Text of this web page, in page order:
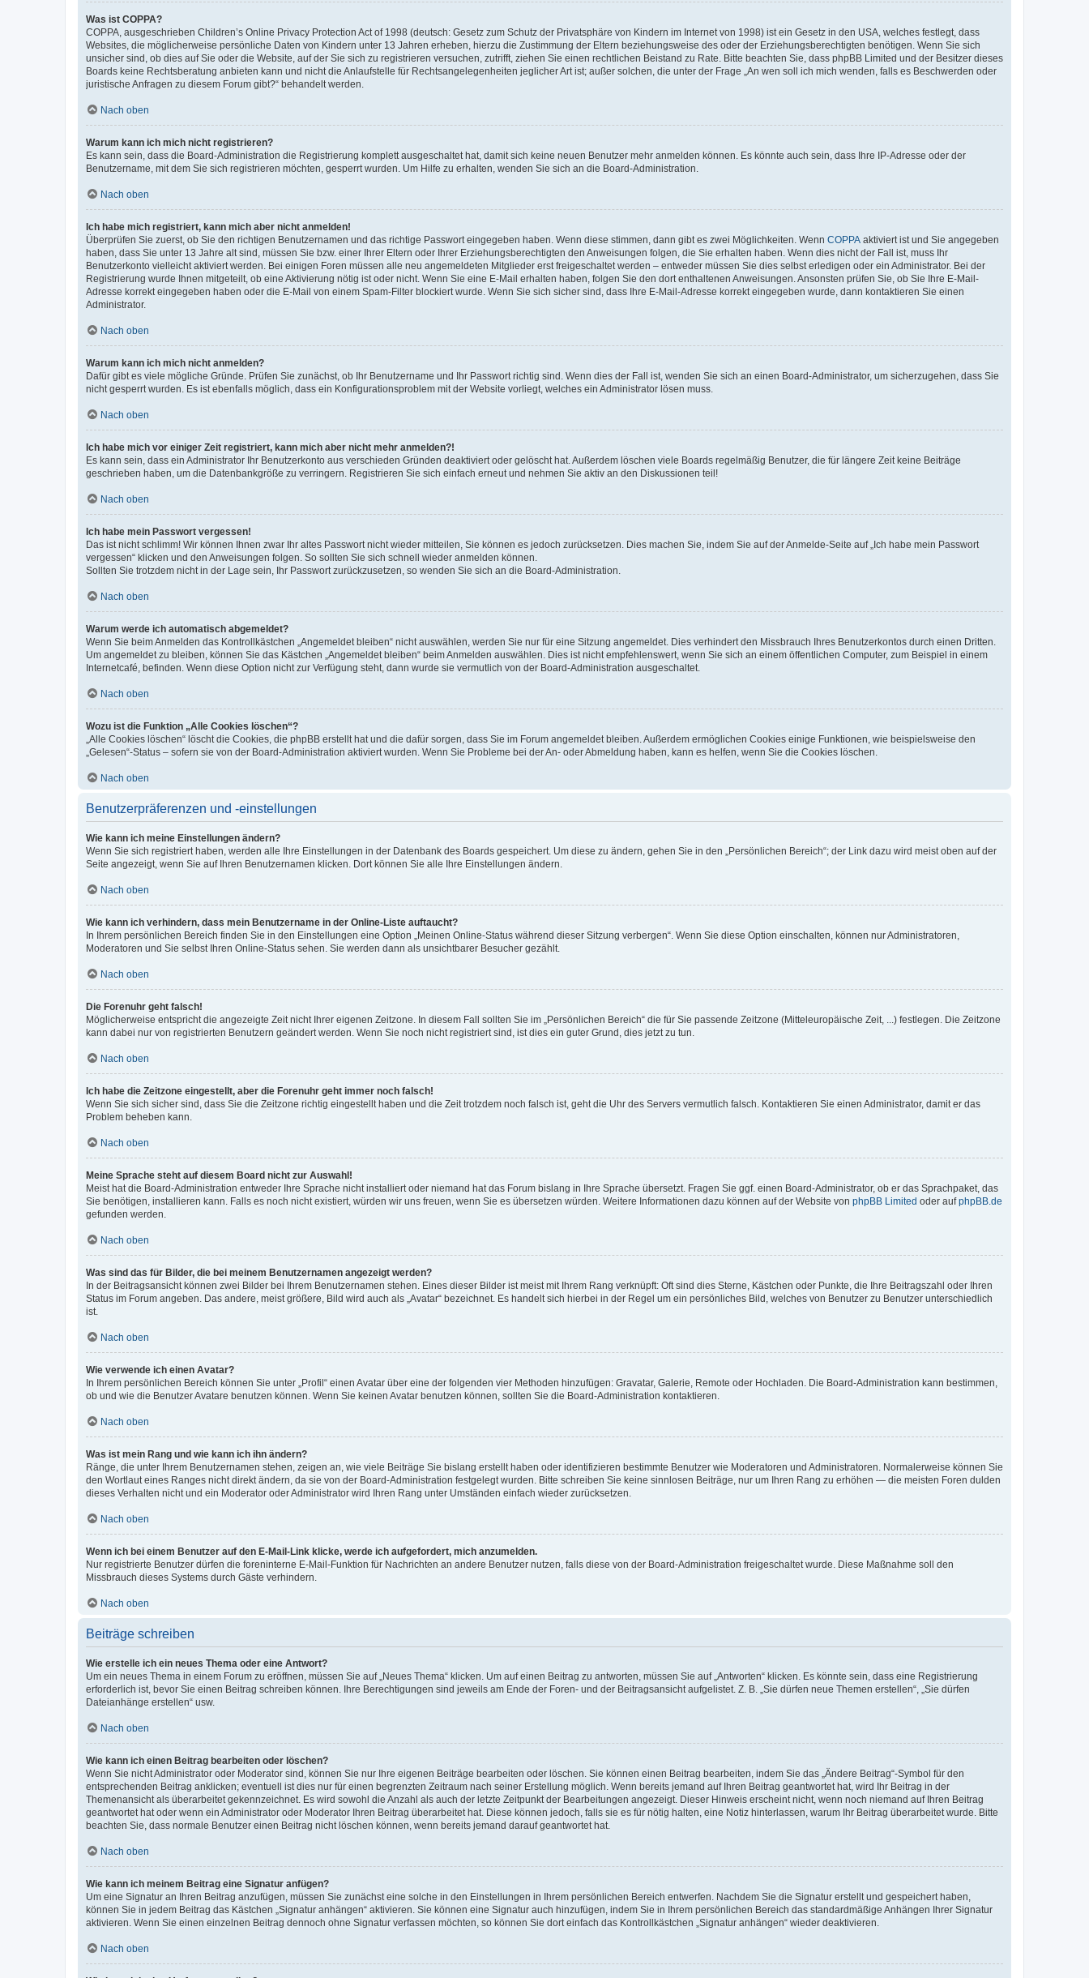
Was ist COPPA?
COPPA, ausgeschrieben Children’s Online Privacy Protection Act of 1998 (deutsch: Gesetz zum Schutz der Privatsphäre von Kindern im Internet von 1998) ist ein Gesetz in den USA, welches festlegt, dass
Websites, die möglicherweise persönliche Daten von Kindern unter 13 Jahren erheben, hierzu die Zustimmung der Eltern beziehungsweise des oder der Erziehungsberechtigten benötigen. Wenn Sie sich
unsicher sind, ob dies auf Sie oder die Website, auf der Sie sich zu registrieren versuchen, zutrifft, ziehen Sie einen rechtlichen Beistand zu Rate. Bitte beachten Sie, dass phpBB Limited und der Besitzer dieses
Boards keine Rechtsberatung anbieten kann und nicht die Anlaufstelle für Rechtsangelegenheiten jeglicher Art ist; außer solchen, die unter der Frage „An wen soll ich mich wenden, falls es Beschwerden oder
juristische Anfragen zu diesem Forum gibt?“ behandelt werden.
Nach oben
Warum kann ich mich nicht registrieren?
Es kann sein, dass die Board-Administration die Registrierung komplett ausgeschaltet hat, damit sich keine neuen Benutzer mehr anmelden können. Es könnte auch sein, dass Ihre IP-Adresse oder der
Benutzername, mit dem Sie sich registrieren möchten, gesperrt wurden. Um Hilfe zu erhalten, wenden Sie sich an die Board-Administration.
Nach oben
Ich habe mich registriert, kann mich aber nicht anmelden!
Überprüfen Sie zuerst, ob Sie den richtigen Benutzernamen und das richtige Passwort eingegeben haben. Wenn diese stimmen, dann gibt es zwei Möglichkeiten. Wenn COPPA aktiviert ist und Sie angegeben
haben, dass Sie unter 13 Jahre alt sind, müssen Sie bzw. einer Ihrer Eltern oder Ihrer Erziehungsberechtigten den Anweisungen folgen, die Sie erhalten haben. Wenn dies nicht der Fall ist, muss Ihr
Benutzerkonto vielleicht aktiviert werden. Bei einigen Foren müssen alle neu angemeldeten Mitglieder erst freigeschaltet werden – entweder müssen Sie dies selbst erledigen oder ein Administrator. Bei der
Registrierung wurde Ihnen mitgeteilt, ob eine Aktivierung nötig ist oder nicht. Wenn Sie eine E-Mail erhalten haben, folgen Sie den dort enthaltenen Anweisungen. Ansonsten prüfen Sie, ob Sie Ihre E-Mail-
Adresse korrekt eingegeben haben oder die E-Mail von einem Spam-Filter blockiert wurde. Wenn Sie sich sicher sind, dass Ihre E-Mail-Adresse korrekt eingegeben wurde, dann kontaktieren Sie einen
Administrator.
Nach oben
Warum kann ich mich nicht anmelden?
Dafür gibt es viele mögliche Gründe. Prüfen Sie zunächst, ob Ihr Benutzername und Ihr Passwort richtig sind. Wenn dies der Fall ist, wenden Sie sich an einen Board-Administrator, um sicherzugehen, dass Sie
nicht gesperrt wurden. Es ist ebenfalls möglich, dass ein Konfigurationsproblem mit der Website vorliegt, welches ein Administrator lösen muss.
Nach oben
Ich habe mich vor einiger Zeit registriert, kann mich aber nicht mehr anmelden?!
Es kann sein, dass ein Administrator Ihr Benutzerkonto aus verschieden Gründen deaktiviert oder gelöscht hat. Außerdem löschen viele Boards regelmäßig Benutzer, die für längere Zeit keine Beiträge
geschrieben haben, um die Datenbankgröße zu verringern. Registrieren Sie sich einfach erneut und nehmen Sie aktiv an den Diskussionen teil!
Nach oben
Ich habe mein Passwort vergessen!
Das ist nicht schlimm! Wir können Ihnen zwar Ihr altes Passwort nicht wieder mitteilen, Sie können es jedoch zurücksetzen. Dies machen Sie, indem Sie auf der Anmelde-Seite auf „Ich habe mein Passwort
vergessen“ klicken und den Anweisungen folgen. So sollten Sie sich schnell wieder anmelden können.
Sollten Sie trotzdem nicht in der Lage sein, Ihr Passwort zurückzusetzen, so wenden Sie sich an die Board-Administration.
Nach oben
Warum werde ich automatisch abgemeldet?
Wenn Sie beim Anmelden das Kontrollkästchen „Angemeldet bleiben“ nicht auswählen, werden Sie nur für eine Sitzung angemeldet. Dies verhindert den Missbrauch Ihres Benutzerkontos durch einen Dritten.
Um angemeldet zu bleiben, können Sie das Kästchen „Angemeldet bleiben“ beim Anmelden auswählen. Dies ist nicht empfehlenswert, wenn Sie sich an einem öffentlichen Computer, zum Beispiel in einem
Internetcafé, befinden. Wenn diese Option nicht zur Verfügung steht, dann wurde sie vermutlich von der Board-Administration ausgeschaltet.
Nach oben
Wozu ist die Funktion „Alle Cookies löschen“?
„Alle Cookies löschen“ löscht die Cookies, die phpBB erstellt hat und die dafür sorgen, dass Sie im Forum angemeldet bleiben. Außerdem ermöglichen Cookies einige Funktionen, wie beispielsweise den
„Gelesen“-Status – sofern sie von der Board-Administration aktiviert wurden. Wenn Sie Probleme bei der An- oder Abmeldung haben, kann es helfen, wenn Sie die Cookies löschen.
Nach oben
Benutzerpräferenzen und -einstellungen
Wie kann ich meine Einstellungen ändern?
Wenn Sie sich registriert haben, werden alle Ihre Einstellungen in der Datenbank des Boards gespeichert. Um diese zu ändern, gehen Sie in den „Persönlichen Bereich“; der Link dazu wird meist oben auf der
Seite angezeigt, wenn Sie auf Ihren Benutzernamen klicken. Dort können Sie alle Ihre Einstellungen ändern.
Nach oben
Wie kann ich verhindern, dass mein Benutzername in der Online-Liste auftaucht?
In Ihrem persönlichen Bereich finden Sie in den Einstellungen eine Option „Meinen Online-Status während dieser Sitzung verbergen“. Wenn Sie diese Option einschalten, können nur Administratoren,
Moderatoren und Sie selbst Ihren Online-Status sehen. Sie werden dann als unsichtbarer Besucher gezählt.
Nach oben
Die Forenuhr geht falsch!
Möglicherweise entspricht die angezeigte Zeit nicht Ihrer eigenen Zeitzone. In diesem Fall sollten Sie im „Persönlichen Bereich“ die für Sie passende Zeitzone (Mitteleuropäische Zeit, ...) festlegen. Die Zeitzone
kann dabei nur von registrierten Benutzern geändert werden. Wenn Sie noch nicht registriert sind, ist dies ein guter Grund, dies jetzt zu tun.
Nach oben
Ich habe die Zeitzone eingestellt, aber die Forenuhr geht immer noch falsch!
Wenn Sie sich sicher sind, dass Sie die Zeitzone richtig eingestellt haben und die Zeit trotzdem noch falsch ist, geht die Uhr des Servers vermutlich falsch. Kontaktieren Sie einen Administrator, damit er das
Problem beheben kann.
Nach oben
Meine Sprache steht auf diesem Board nicht zur Auswahl!
Meist hat die Board-Administration entweder Ihre Sprache nicht installiert oder niemand hat das Forum bislang in Ihre Sprache übersetzt. Fragen Sie ggf. einen Board-Administrator, ob er das Sprachpaket, das
Sie benötigen, installieren kann. Falls es noch nicht existiert, würden wir uns freuen, wenn Sie es übersetzen würden. Weitere Informationen dazu können auf der Website von phpBB Limited oder aufphpBB.de
gefunden werden.
Nach oben
Was sind das für Bilder, die bei meinem Benutzernamen angezeigt werden?
In der Beitragsansicht können zwei Bilder bei Ihrem Benutzernamen stehen. Eines dieser Bilder ist meist mit Ihrem Rang verknüpft: Oft sind dies Sterne, Kästchen oder Punkte, die Ihre Beitragszahl oder Ihren
Status im Forum angeben. Das andere, meist größere, Bild wird auch als „Avatar“ bezeichnet. Es handelt sich hierbei in der Regel um ein persönliches Bild, welches von Benutzer zu Benutzer unterschiedlich
ist.
Nach oben
Wie verwende ich einen Avatar?
In Ihrem persönlichen Bereich können Sie unter „Profil“ einen Avatar über eine der folgenden vier Methoden hinzufügen: Gravatar, Galerie, Remote oder Hochladen. Die Board-Administration kann bestimmen,
ob und wie die Benutzer Avatare benutzen können. Wenn Sie keinen Avatar benutzen können, sollten Sie die Board-Administration kontaktieren.
Nach oben
Was ist mein Rang und wie kann ich ihn ändern?
Ränge, die unter Ihrem Benutzernamen stehen, zeigen an, wie viele Beiträge Sie bislang erstellt haben oder identifizieren bestimmte Benutzer wie Moderatoren und Administratoren. Normalerweise können Sie
den Wortlaut eines Ranges nicht direkt ändern, da sie von der Board-Administration festgelegt wurden. Bitte schreiben Sie keine sinnlosen Beiträge, nur um Ihren Rang zu erhöhen — die meisten Foren dulden
dieses Verhalten nicht und ein Moderator oder Administrator wird Ihren Rang unter Umständen einfach wieder zurücksetzen.
Nach oben
Wenn ich bei einem Benutzer auf den E-Mail-Link klicke, werde ich aufgefordert, mich anzumelden.
Nur registrierte Benutzer dürfen die foreninterne E-Mail-Funktion für Nachrichten an andere Benutzer nutzen, falls diese von der Board-Administration freigeschaltet wurde. Diese Maßnahme soll den
Missbrauch dieses Systems durch Gäste verhindern.
Nach oben
Beiträge schreiben
Wie erstelle ich ein neues Thema oder eine Antwort?
Um ein neues Thema in einem Forum zu eröffnen, müssen Sie auf „Neues Thema“ klicken. Um auf einen Beitrag zu antworten, müssen Sie auf „Antworten“ klicken. Es könnte sein, dass eine Registrierung
erforderlich ist, bevor Sie einen Beitrag schreiben können. Ihre Berechtigungen sind jeweils am Ende der Foren- und der Beitragsansicht aufgelistet. Z. B. „Sie dürfen neue Themen erstellen“, „Sie dürfen
Dateianhänge erstellen“ usw.
Nach oben
Wie kann ich einen Beitrag bearbeiten oder löschen?
Wenn Sie nicht Administrator oder Moderator sind, können Sie nur Ihre eigenen Beiträge bearbeiten oder löschen. Sie können einen Beitrag bearbeiten, indem Sie das „Ändere Beitrag“-Symbol für den
entsprechenden Beitrag anklicken; eventuell ist dies nur für einen begrenzten Zeitraum nach seiner Erstellung möglich. Wenn bereits jemand auf Ihren Beitrag geantwortet hat, wird Ihr Beitrag in der
Themenansicht als überarbeitet gekennzeichnet. Es wird sowohl die Anzahl als auch der letzte Zeitpunkt der Bearbeitungen angezeigt. Dieser Hinweis erscheint nicht, wenn noch niemand auf Ihren Beitrag
geantwortet hat oder wenn ein Administrator oder Moderator Ihren Beitrag überarbeitet hat. Diese können jedoch, falls sie es für nötig halten, eine Notiz hinterlassen, warum Ihr Beitrag überarbeitet wurde. Bitte
beachten Sie, dass normale Benutzer einen Beitrag nicht löschen können, wenn bereits jemand darauf geantwortet hat.
Nach oben
Wie kann ich meinem Beitrag eine Signatur anfügen?
Um eine Signatur an Ihren Beitrag anzufügen, müssen Sie zunächst eine solche in den Einstellungen in Ihrem persönlichen Bereich entwerfen. Nachdem Sie die Signatur erstellt und gespeichert haben,
können Sie in jedem Beitrag das Kästchen „Signatur anhängen“ aktivieren. Sie können eine Signatur auch hinzufügen, indem Sie in Ihrem persönlichen Bereich das standardmäßige Anhängen Ihrer Signatur
aktivieren. Wenn Sie einen einzelnen Beitrag dennoch ohne Signatur verfassen möchten, so können Sie dort einfach das Kontrollkästchen „Signatur anhängen“ wieder deaktivieren.
Nach oben